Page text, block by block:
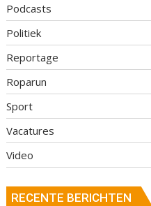
Podcasts
Politiek
Reportage
Roparun
Sport
Vacatures
Video
RECENTE BERICHTEN